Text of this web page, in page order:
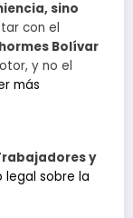
sino
con el
Bolívar
y no el
más
y
legal sobre la